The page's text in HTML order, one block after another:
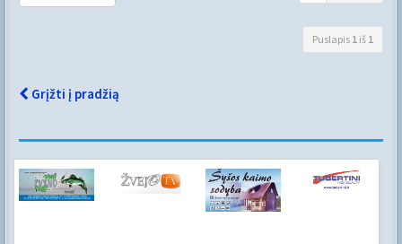
Puslapis 1 iš 1
Grįžti į pradžią